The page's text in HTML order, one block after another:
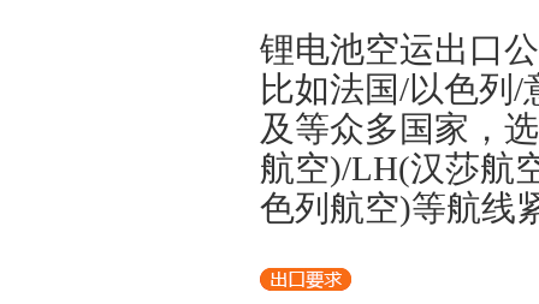
锂电池空运出口
比如法国/以色列
及等众多国家，
航空)/LH(汉莎航
色列航空)等航线